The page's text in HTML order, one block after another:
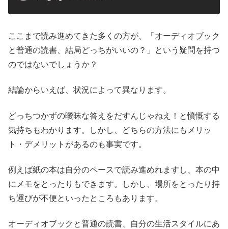
ここまで読み進めてきた多くの方が、「オーディオブック
と普通の読書、結局どっちがいいの？」という疑問を持つ
のではないでしょうか？
結論からいえば、状況によって異なります。
どっちつかずの曖昧な答えをだすんじゃねえ！と憤慨する
気持ちもわかります。しかし、どちらの方法にもメリッ
ト・デメリットがあるのも事実です。
例えば紙の本は自分のペースで読み進めれますし、本の中
にメモをとったりもできます。しかし、場所をとったり持
ち運びが不便といったところもあります。
オーディオブックと普通の読書、自分の生活スタイルにあ